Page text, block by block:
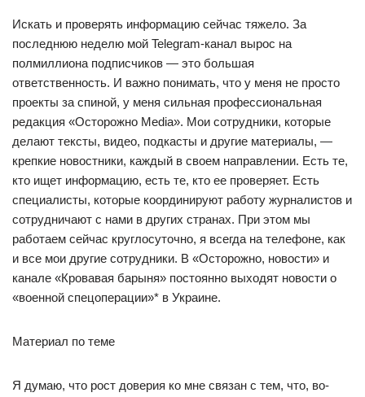
Искать и проверять информацию сейчас тяжело. За
последнюю неделю мой Telegram-канал вырос на
полмиллиона подписчиков — это большая
ответственность. И важно понимать, что у меня не просто
проекты за спиной, у меня сильная профессиональная
редакция «Осторожно Media». Мои сотрудники, которые
делают тексты, видео, подкасты и другие материалы, —
крепкие новостники, каждый в своем направлении. Есть те,
кто ищет информацию, есть те, кто ее проверяет. Есть
специалисты, которые координируют работу журналистов и
сотрудничают с нами в других странах. При этом мы
работаем сейчас круглосуточно, я всегда на телефоне, как
и все мои другие сотрудники. В «Осторожно, новости» и
канале «Кровавая барыня» постоянно выходят новости о
«военной спецоперации»* в Украине.
Материал по теме
Я думаю, что рост доверия ко мне связан с тем, что, во-